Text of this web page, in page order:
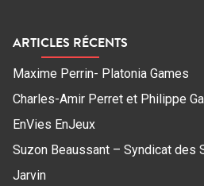
ARTICLES RÉCENTS
Maxime Perrin- Platonia Games
Charles-Amir Perret et Philippe
EnVies EnJeux
Suzon Beaussant – Syndicat des
Jarvin